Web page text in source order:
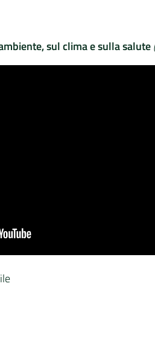
sul clima e sulla salute